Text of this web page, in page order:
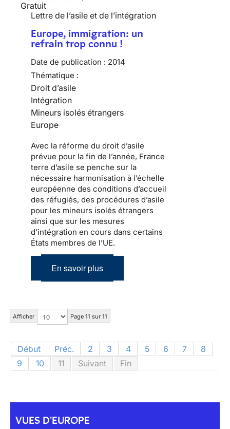
Gratuit
Lettre de l’asile et de l’intégration
Europe, immigration: un
refrain trop connu !
Date de publication : 2014
Thématique :
Droit d’asile
Intégration
Mineurs isolés étrangers
Europe
Avec la réforme du droit d’asile
prévue pour la fin de l’année, France
terre d’asile se penche sur la
nécessaire harmonisation à l’échelle
européenne des conditions d’accueil
des réfugiés, des procédures d’asile
pour les mineurs isolés étrangers
ainsi que sur les mesures
d’intégration en cours dans certains
États membres de l’UE.
En savoir plus
Afficher Page 11 sur 11
Début Préc. 2 3 4 5 6 7
8
9
10 11 Suivant Fin
VUES D'EUROPE